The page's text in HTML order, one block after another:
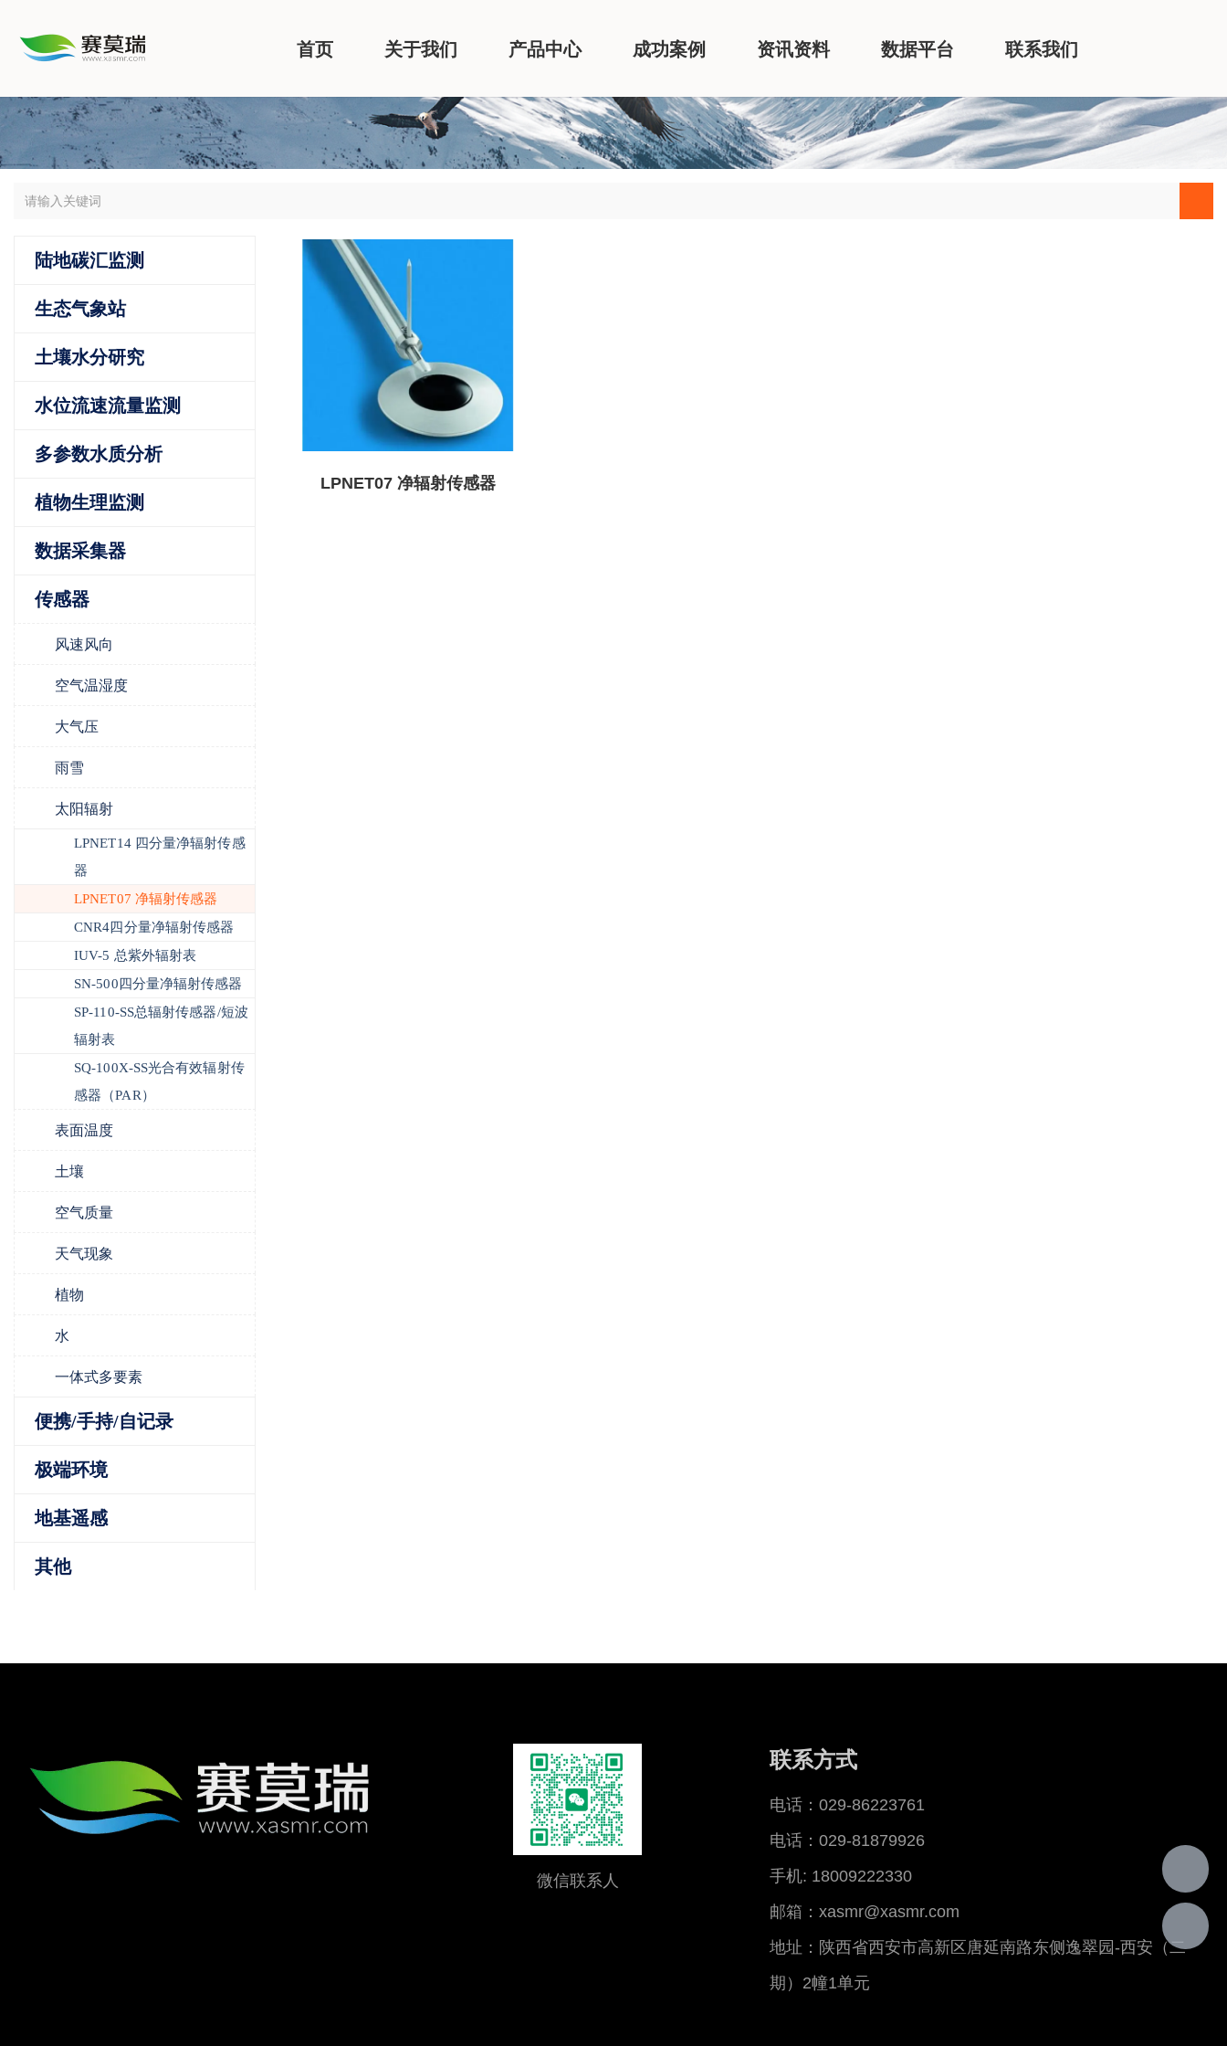
首页 关于我们 产品中心 成功案例 资讯资料 数据平台 联系我们
陆地碳汇监测
生态气象站
土壤水分研究
水位流速流量监测
多参数水质分析
植物生理监测
数据采集器
传感器
风速风向
空气温湿度
大气压
雨雪
太阳辐射
LPNET14 四分量净辐射传感
器
LPNET07 净辐射传感器
CNR4四分量净辐射传感器
IUV-5 总紫外辐射表
SN-500四分量净辐射传感器
SP-110-SS总辐射传感器/短波
辐射表
SQ-100X-SS光合有效辐射传
感器（PAR）
表面温度
土壤
空气质量
天气现象
植物
水
一体式多要素
便携/手持/自记录
极端环境
地基遥感
其他
LPNET07 净辐射传感器
微信联系人
联系方式
电话：029-86223761
电话：029-81879926
手机: 18009222330
邮箱：xasmr@xasmr.com
地址：陕西省西安市高新区唐延南路东侧逸翠园-西安（二
期）2幢1单元